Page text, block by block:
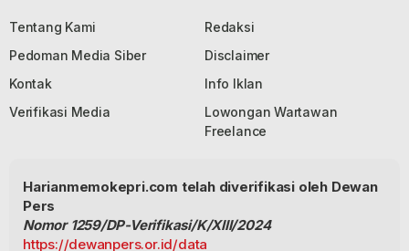
Tentang Kami
Redaksi
Pedoman Media Siber
Disclaimer
Kontak
Info Iklan
Verifikasi Media
Lowongan Wartawan
Freelance
Harianmemokepri.com telah diverifikasi oleh Dewan
Pers
Nomor 1259/DP-Verifikasi/K/XIII/2024
https://dewanpers.or.id/data